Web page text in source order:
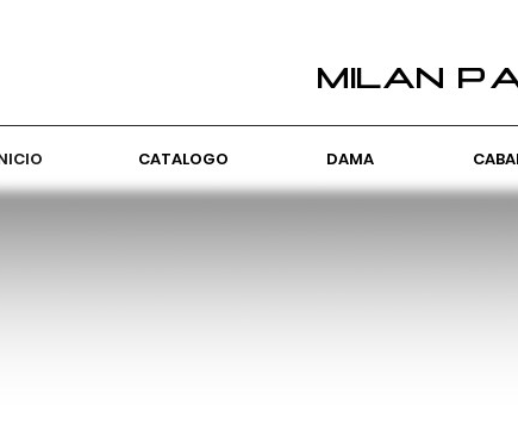
MILAN
CATALOGO DAMA